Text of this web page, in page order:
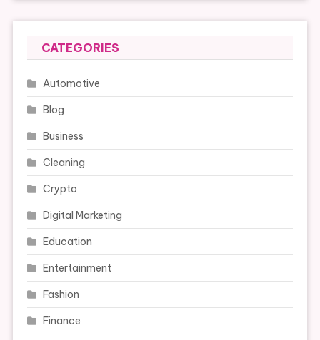
CATEGORIES
Automotive
Blog
Business
Cleaning
Crypto
Digital Marketing
Education
Entertainment
Fashion
Finance